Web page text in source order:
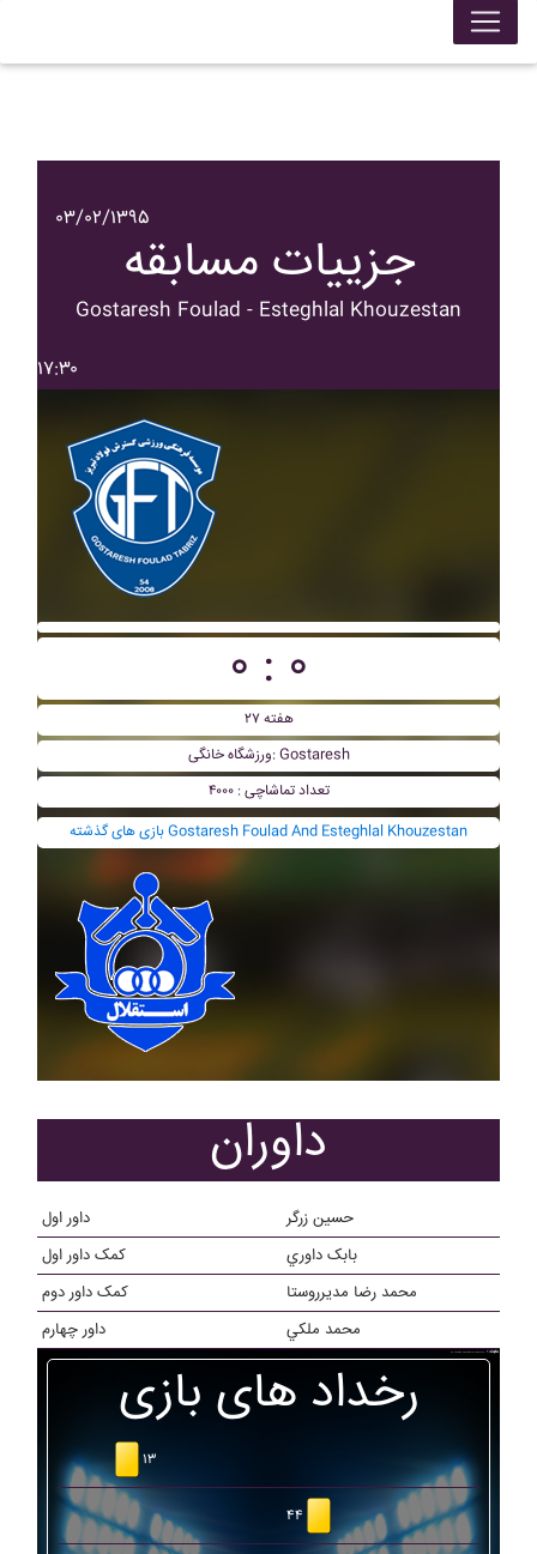
۰۳/۰۲/۱۳۹۵
جزییات مسابقه
Gostaresh Foulad - Esteghlal Khouzestan
۱۷:۳۰
۰ : ۰
هفته ۲۷
ورزشگاه خانگی: Gostaresh
تعداد تماشاچی : ۴۰۰۰
بازی های گذشته Gostaresh Foulad And Esteghlal Khouzestan
داوران
داور اول
حسين زرگر
کمک داور اول
بابک داوري
کمک داور دوم
محمد رضا مديرروستا
داور چهارم
محمد ملکي
رخداد های بازی
۱۳
۴۴